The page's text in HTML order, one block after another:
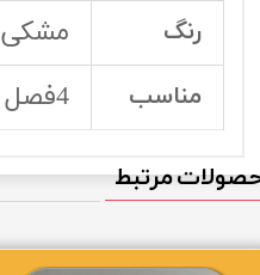
رنگ مشکی
مناسب 4فصل
مرتبط